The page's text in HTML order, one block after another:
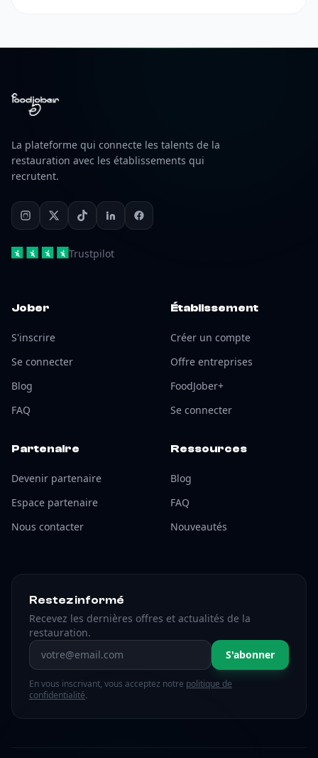
La plateforme qui connecte les talents de la
restauration avec les établissements qui
recrutent.
Trustpilot
Jober
S'inscrire
Se connecter
Blog
FAQ
Établissement
Créer un compte
Offre entreprises
FoodJober+
Se connecter
Partenaire
Devenir partenaire
Espace partenaire
Nous contacter
Ressources
Blog
FAQ
Nouveautés
Restez informé
Recevez les dernières offres et actualités de la
restauration.
Adresse email S'abonner
En vous inscrivant, vous acceptez notre politique de
confidentialité.